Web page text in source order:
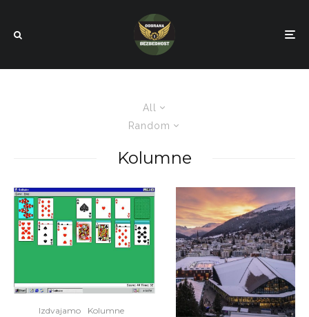
All
Random
Kolumne
Izdvajamo
Kolumne